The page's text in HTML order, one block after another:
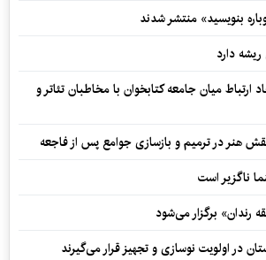
بنویسید» منتشر شدند
دارد
ارتباط میان جامعه کتابخوان با مخاطبان تئاتر و
نقش هنر در ترمیم و بازسازی جوامع پس از فاجعه
ناگزیر است
رندان» برگزار می‌شود
در اولویت نوسازی و تجهیز قرار می‌گیرند